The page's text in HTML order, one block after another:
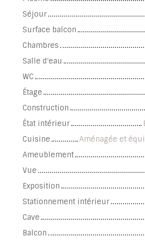
Séjour
Surface balcon
Chambres
Salle d'eau
WC
Étage
Construction
État intérieur
Cuisine
Aménagée et
Ameublement
Vue
Exposition
Stationnement intérieur
Cave
Balcon